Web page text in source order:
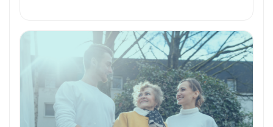
Votre nom
Votre e-mail